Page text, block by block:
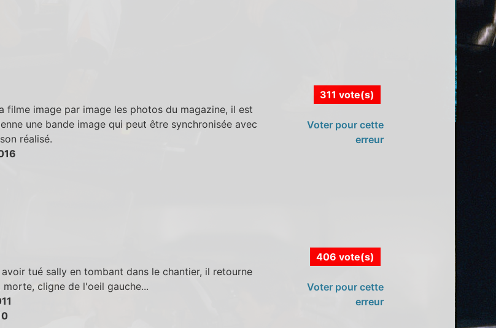
filme image par image les photos du magazine, il est
une bande image qui peut être synchronisée avec
réalisé.
311 vote(s)
Voter pour cette
erreur
tué sally en tombant dans le chantier, il retourne
cligne de l'oeil gauche...
406 vote(s)
Voter pour cette
erreur